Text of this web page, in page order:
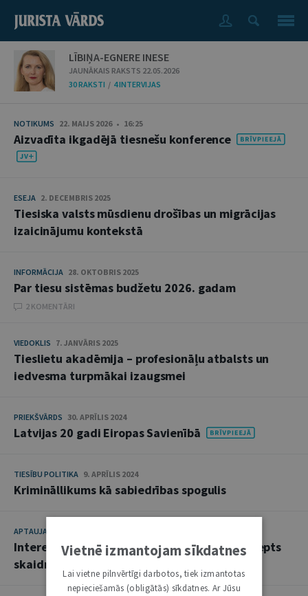
LĪBIŅA-EGNERE INESE
JAUNĀKAIS RAKSTS 22.05.2026
30 RAKSTI / 4 INTERVIJAS
NOTIKUMS 22. MAIJS 2026 • 16:25
Aizvadīta ikgadējā tiesnešu konference
ESEJA 2. DECEMBRIS 2025
Tiesiska valsts mūsdienu drošības un migrācijas
izaicinājumu kontekstā
INFORMĀCIJA 28. OKTOBRIS 2025
Par tiesu sistēmas budžetu 2026. gadam
2 KOMENTĀRI
VIEDOKLIS 7. JANVĀRIS 2025
Tieslietu akadēmija – profesionāļu atbalsts un
iedvesma turpmākai izaugsmei
PRIEKŠVĀRDS 30. APRĪLIS 2024
Latvijas 20 gadi Eiropas Savienībā
TIESĪBU POLITIKA 9. APRĪLIS 2024
Krimināllikums kā sabiedrības spogulis
APTAUJA
Interešu pārstāvības atklātības likums: koncepts
skaidrs, bet kā to piemērot?
Vietnē izmantojam sīkdatnes
Lai vietne pilnvērtīgi darbotos, tiek izmantotas
nepieciešamās (obligātās) sīkdatnes. Ar Jūsu